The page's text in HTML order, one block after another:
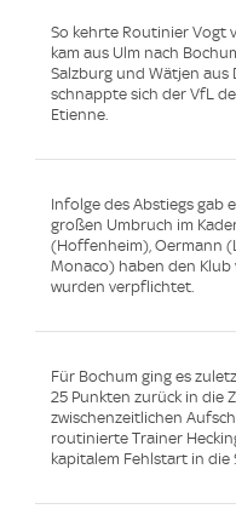
So kehrte Routinier Vogt
kam aus Ulm nach
Salzburg und Wätjen
schnappte sich der VfL
Etienne.
Infolge des Abstiegs gab
großen Umbruch im
(Hoffenheim), Oermann
Monaco) haben den Klub
wurden verpflichtet.
Für Bochum ging es
25 Punkten zurück in die
zwischenzeitlichen
routinierte Trainer
kapitalem Fehlstart in die